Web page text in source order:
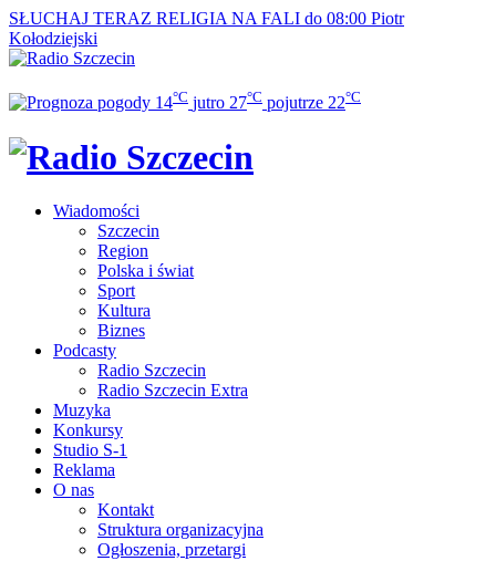
SŁUCHAJ TERAZ RELIGIA NA FALI do 08:00 Piotr
Kołodziejski
14°C jutro 27°C pojutrze 22°C
Wiadomości
Szczecin
Region
Polska i świat
Sport
Kultura
Biznes
Podcasty
Radio Szczecin
Radio Szczecin Extra
Muzyka
Konkursy
Studio S-1
Reklama
O nas
Kontakt
Struktura organizacyjna
Ogłoszenia, przetargi